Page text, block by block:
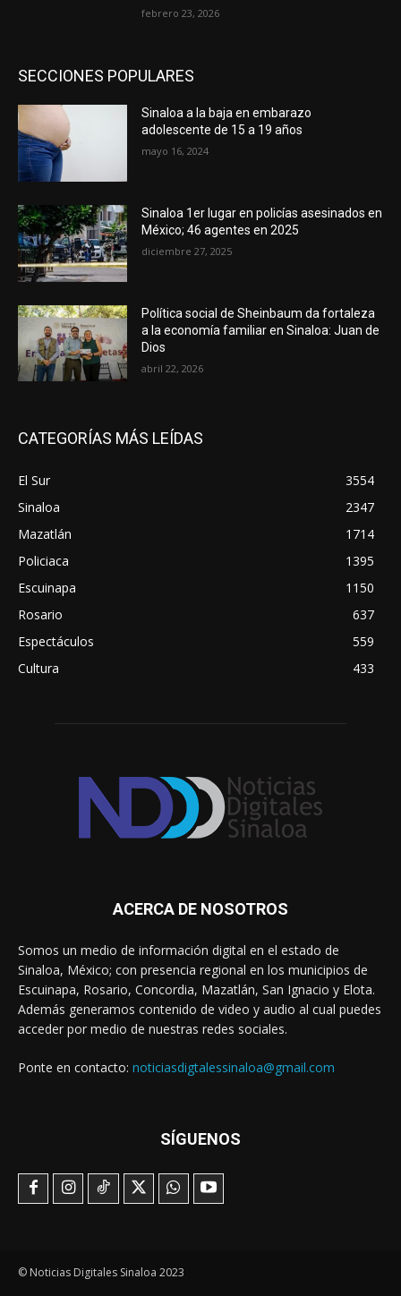
febrero 23, 2026
SECCIONES POPULARES
Sinaloa a la baja en embarazo
adolescente de 15 a 19 años
mayo 16, 2024
Sinaloa 1er lugar en policías asesinados en
México; 46 agentes en 2025
diciembre 27, 2025
Política social de Sheinbaum da fortaleza
a la economía familiar en Sinaloa: Juan de
Dios
abril 22, 2026
CATEGORÍAS MÁS LEÍDAS
El Sur
3554
Sinaloa
2347
Mazatlán
1714
Policiaca
1395
Escuinapa
1150
Rosario
637
Espectáculos
559
Cultura
433
ACERCA DE NOSOTROS
Somos un medio de información digital en el estado de
Sinaloa, México; con presencia regional en los municipios de
Escuinapa, Rosario, Concordia, Mazatlán, San Ignacio y Elota.
Además generamos contenido de video y audio al cual puedes
acceder por medio de nuestras redes sociales.
Ponte en contacto: noticiasdigtalessinaloa@gmail.com
SÍGUENOS
© Noticias Digitales Sinaloa 2023